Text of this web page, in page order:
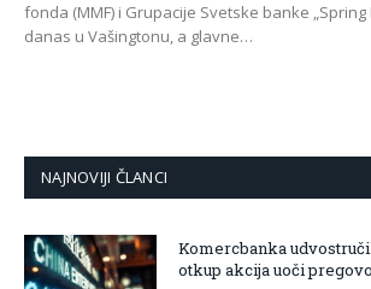
fonda (MMF) i Grupacije Svetske banke
danas u Vašingtonu, a glavne…
NAJNOVIJI ČLANCI
Komercbanka
otkup akcija uoči